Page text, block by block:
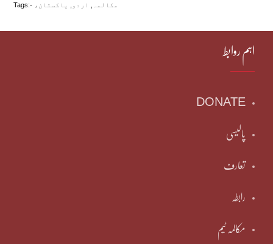
Tags:- ،مکالمہ اردو پاکستان
اہم روابط
DONATE
پالیسی
تعارف
رابطہ
مکالمہ ٹیم